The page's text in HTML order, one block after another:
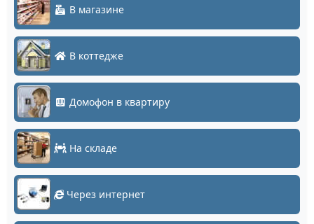
В магазине
В коттедже
Домофон в квартиру
На складе
Через интернет